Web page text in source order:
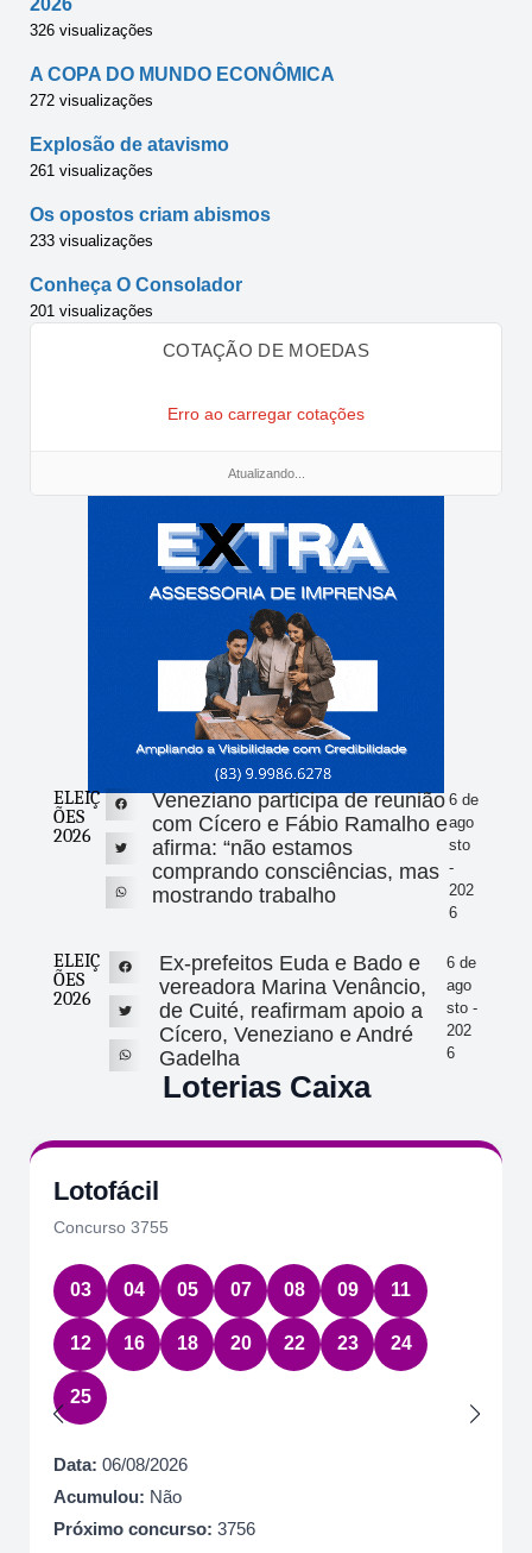
326 visualizações
A COPA DO MUNDO ECONÔMICA
272 visualizações
Explosão de atavismo
261 visualizações
Os opostos criam abismos
233 visualizações
Conheça O Consolador
201 visualizações
COTAÇÃO DE MOEDAS
Erro ao carregar cotações
Atualizando...
ELEIÇ
ÕES
2026
Veneziano participa de reunião
com Cícero e Fábio Ramalho e
afirma: “não estamos
comprando consciências, mas
mostrando trabalho
6 de
ago
sto
-
202
6
ELEIÇ
ÕES
2026
Ex-prefeitos Euda e Bado e
vereadora Marina Venâncio,
de Cuité, reafirmam apoio a
Cícero, Veneziano e André
Gadelha
6 de
ago
sto -
202
6
Loterias Caixa
Lotofácil
Concurso 3755
03 04 05 07 08 09 11
12 16 18 20 22 23 24
25
Data: 06/08/2026
Acumulou: Não
Próximo concurso: 3756